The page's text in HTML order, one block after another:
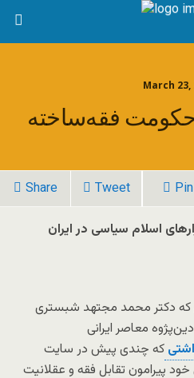
March 23,
فقه‌ساخته
Share Tweet Pin
اسلام سیاسی در ایران
که دکتر محمد مجتهد شبستری
معاصر ایرانی
که چندی‌ پیش در سایت
پیرامون تقابل فقه و عقلانیت